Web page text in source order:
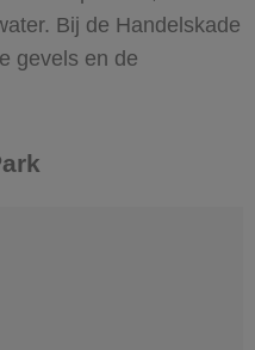
Bij de Handelskade
gevels en de